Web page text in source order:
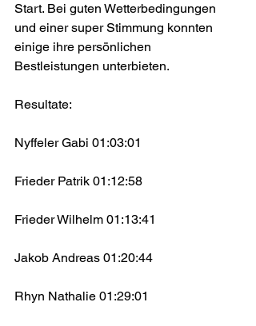
Start. Bei guten Wetterbedingungen
und einer super Stimmung konnten
einige ihre persönlichen
Bestleistungen unterbieten.
Resultate:
Nyffeler Gabi 01:03:01
Frieder Patrik 01:12:58
Frieder Wilhelm 01:13:41
Jakob Andreas 01:20:44
Rhyn Nathalie 01:29:01